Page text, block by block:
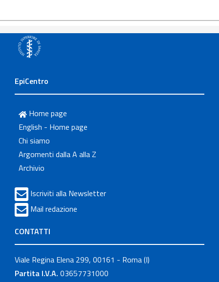
EpiCentro
Home page
English - Home page
Chi siamo
Argomenti dalla A alla Z
Archivio
Iscriviti alla Newsletter
Mail redazione
CONTATTI
Viale Regina Elena 299, 00161 - Roma (I)
Partita I.V.A. 03657731000